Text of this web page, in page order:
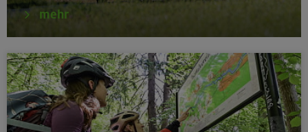
mehr